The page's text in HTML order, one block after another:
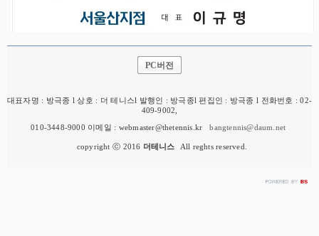
PC버전
대표자명 : 방극종 l 상호 : 더 테니스l 발행인 : 방극종l 편집인 : 방극종 l 전화번호 : 02-
409-9002,
010-3448-9000 이메일 : webmaster@thetennis.krbangtennis@daum.net
copyright ⓒ 2016 더테니스 All reghts reserved.